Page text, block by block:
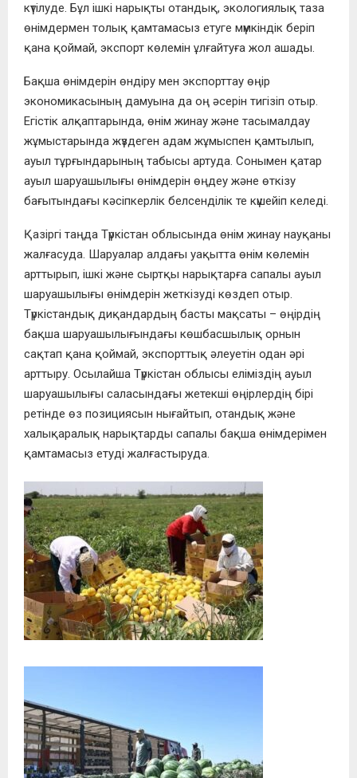
күтілуде. Бұл ішкі нарықты отандық, экологиялық таза
өнімдермен толық қамтамасыз етуге мүмкіндік беріп
қана қоймай, экспорт көлемін ұлғайтуға жол ашады.
Бақша өнімдерін өндіру мен экспорттау өңір
экономикасының дамуына да оң әсерін тигізіп отыр.
Егістік алқаптарында, өнім жинау және тасымалдау
жұмыстарында жүздеген адам жұмыспен қамтылып,
ауыл тұрғындарының табысы артуда. Сонымен қатар
ауыл шаруашылығы өнімдерін өңдеу және өткізу
бағытындағы кәсіпкерлік белсенділік те күшейіп келеді.
Қазіргі таңда Түркістан облысында өнім жинау науқаны
жалғасуда. Шаруалар алдағы уақытта өнім көлемін
арттырып, ішкі және сыртқы нарықтарға сапалы ауыл
шаруашылығы өнімдерін жеткізуді көздеп отыр.
Түркістандық диқандардың басты мақсаты – өңірдің
бақша шаруашылығындағы көшбасшылық орнын
сақтап қана қоймай, экспорттық әлеуетін одан әрі
арттыру. Осылайша Түркістан облысы еліміздің ауыл
шаруашылығы саласындағы жетекші өңірлердің бірі
ретінде өз позициясын нығайтып, отандық және
халықаралық нарықтарды сапалы бақша өнімдерімен
қамтамасыз етуді жалғастыруда.